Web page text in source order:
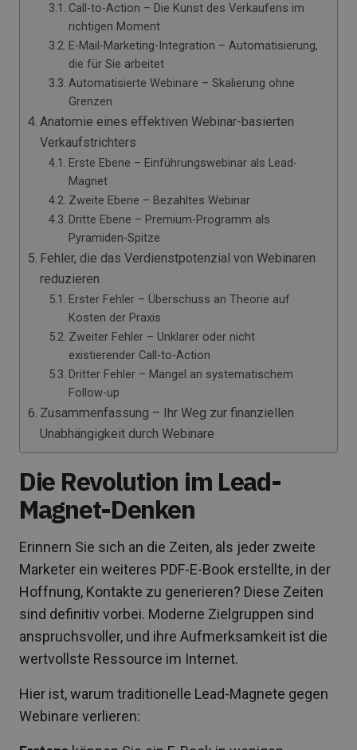
Call-to-Action – Die Kunst des Verkaufens im
richtigen Moment
E-Mail-Marketing-Integration – Automatisierung,
die für Sie arbeitet
Automatisierte Webinare – Skalierung ohne
Grenzen
Anatomie eines effektiven Webinar-basierten
Verkaufstrichters
Erste Ebene – Einführungswebinar als Lead-
Magnet
Zweite Ebene – Bezahltes Webinar
Dritte Ebene – Premium-Programm als
Pyramiden-Spitze
Fehler, die das Verdienstpotenzial von Webinaren
reduzieren
Erster Fehler – Überschuss an Theorie auf
Kosten der Praxis
Zweiter Fehler – Unklarer oder nicht
existierender Call-to-Action
Dritter Fehler – Mangel an systematischem
Follow-up
Zusammenfassung – Ihr Weg zur finanziellen
Unabhängigkeit durch Webinare
Die Revolution im Lead-
Magnet-Denken
Erinnern Sie sich an die Zeiten, als jeder zweite
Marketer ein weiteres PDF-E-Book erstellte, in der
Hoffnung, Kontakte zu generieren? Diese Zeiten
sind definitiv vorbei. Moderne Zielgruppen sind
anspruchsvoller, und ihre Aufmerksamkeit ist die
wertvollste Ressource im Internet.
Hier ist, warum traditionelle Lead-Magnete gegen
Webinare verlieren: